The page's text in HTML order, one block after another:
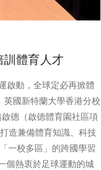
訓體育人才
啟動，全球定必再掀體
國新特蘭大學香港分校
德（啟德體育園社區項
造兼備體育知識、科技
一校多區」的跨國學習
個熱衷於足球運動的城